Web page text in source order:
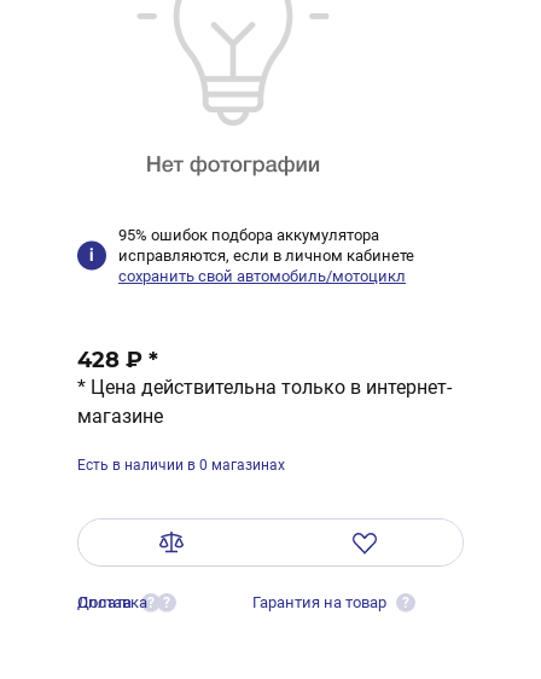
95% ошибок подбора аккумулятора
исправляются, если в личном кабинете
сохранить свой автомобиль/мотоцикл
428 ₽ *
* Цена действительна только в интернет-
магазине
Есть в наличии в 0 магазинах
Оплата ?
Доставка ? Гарантия на товар ?